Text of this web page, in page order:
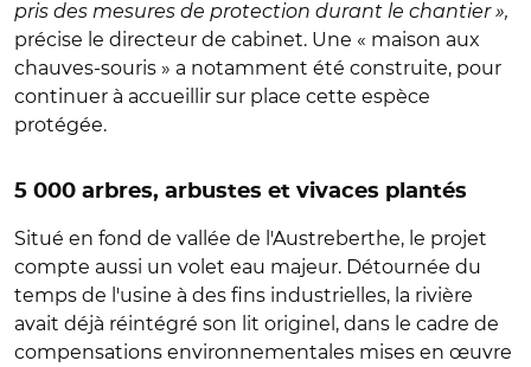
pris des mesures de protection durant le chantier »,
précise le directeur de cabinet. Une « maison aux
chauves-souris » a notamment été construite, pour
continuer à accueillir sur place cette espèce
protégée.
5 000 arbres, arbustes et vivaces plantés
Situé en fond de vallée de l'Austreberthe, le projet
compte aussi un volet eau majeur. Détournée du
temps de l'usine à des fins industrielles, la rivière
avait déjà réintégré son lit originel, dans le cadre de
compensations environnementales mises en œuvre